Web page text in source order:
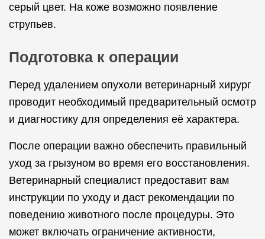
серый цвет. На коже возможно появление
струпьев.
Подготовка к операции
Перед удалением опухоли ветеринарный хирург
проводит необходимый предварительный осмотр
и диагностику для определения её характера.
После операции важно обеспечить правильный
уход за грызуном во время его восстановления.
Ветеринарный специалист предоставит вам
инструкции по уходу и даст рекомендации по
поведению животного после процедуры. Это
может включать ограничение активности,